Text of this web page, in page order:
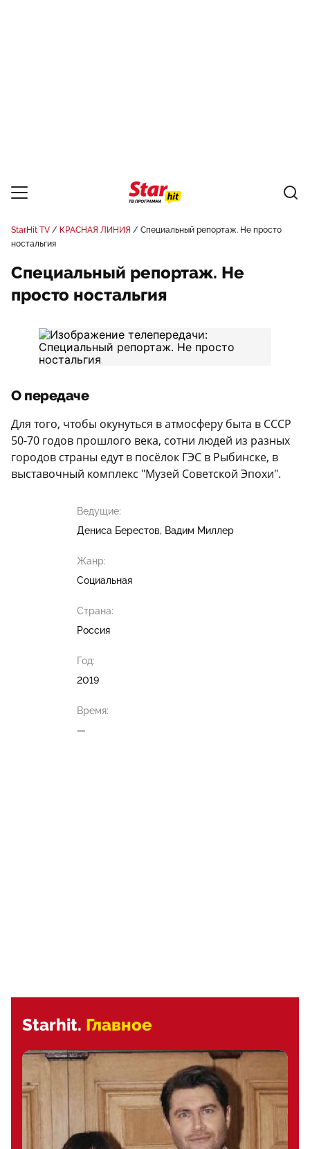
StarHit TV КРАСНАЯ ЛИНИЯ
Специальный репортаж. Не просто
ностальгия
Специальный репортаж. Не
просто ностальгия
О передаче
Для того, чтобы окунуться в атмосферу быта в СССР
50-70 годов прошлого века, сотни людей из разных
городов страны едут в посёлок ГЭС в Рыбинске, в
выставочный комплекс "Музей Советской Эпохи".
Ведущие:
Дениса Берестов
Вадим Миллер
Жанр:
Социальная
Страна:
Россия
Год:
2019
Время:
—
Starhit. Главное